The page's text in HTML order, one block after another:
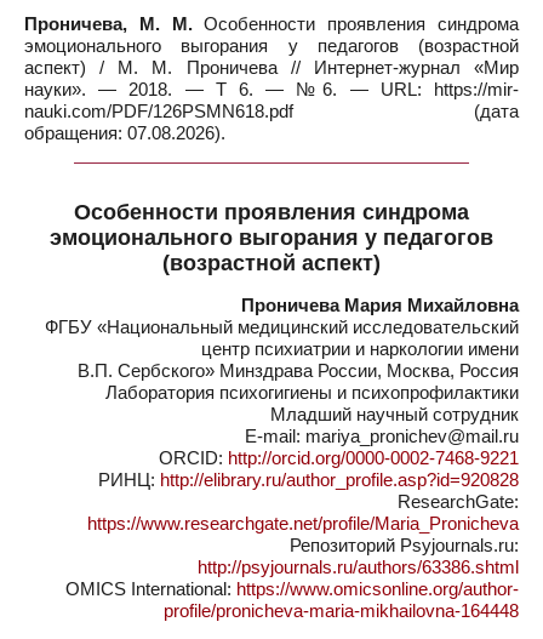
Проничева, М. М.Особенности проявления синдрома
эмоционального выгорания у педагогов (возрастной
аспект) / М. М. Проничева // Интернет-журнал «Мир
науки». — 2018. — Т 6. — №6. — URL: https://mir-
nauki.com/PDF/126PSMN618.pdf (дата
обращения: 07.08.2026).
Особенности проявления синдрома
эмоционального выгорания у педагогов
(возрастной аспект)
Проничева Мария Михайловна
ФГБУ «Национальный медицинский исследовательский
центр психиатрии и наркологии имени
В.П. Сербского» Минздрава России, Москва, Россия
Лаборатория психогигиены и психопрофилактики
Младший научный сотрудник
E-mail: mariya_pronichev@mail.ru
ORCID: http://orcid.org/0000-0002-7468-9221
РИНЦ: http://elibrary.ru/author_profile.asp?id=920828
ResearchGate:
https://www.researchgate.net/profile/Maria_Pronicheva
Репозиторий Psyjournals.ru:
http://psyjournals.ru/authors/63386.shtml
OMICS International: https://www.omicsonline.org/author-
profile/pronicheva-maria-mikhailovna-164448